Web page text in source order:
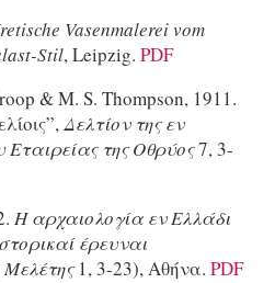
Vasenmalerei vom
Stil, Leipzig. PDF
& M. S. Thompson, 1911.
Δελτίον της εν
της Οθρύος7, 3-
Η αρχαιολογία εν Ελλάδι
έρευναι
Μελέτης1, 3-23), Αθήνα. PDF